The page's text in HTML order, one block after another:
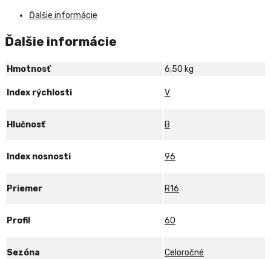
BLUEARTH-
AW21
XL
Ďalšie informácie
Ďalšie informácie
Hmotnosť 6,50 kg
Index rýchlosti V
Hlučnosť B
Index nosnosti 96
Priemer R16
Profil 60
Sezóna Celoročné